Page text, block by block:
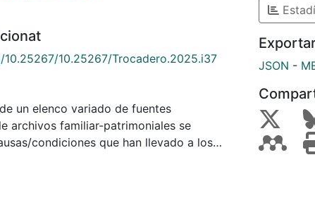
10.25267/Trocadero.2025.i37
un elenco variado de fuentes
archivos familiar-patrimoniales se
condiciones que han llevado a los
las madres–, titulares de la patria
liberación, las ventajas que
JSON -